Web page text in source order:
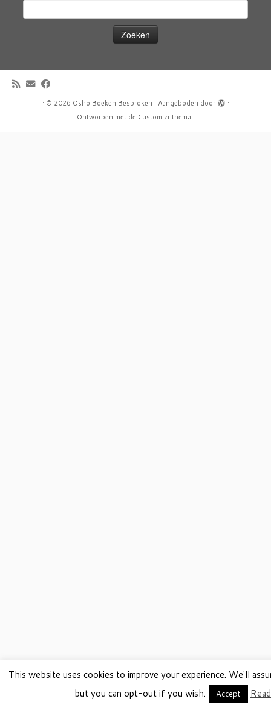
· © 2026 Osho Boeken Besproken · Aangeboden door
·
Ontworpen met de Customizr thema ·
This website uses cookies to improve your experience. We'll
but you can opt-out if you wish.
Accept